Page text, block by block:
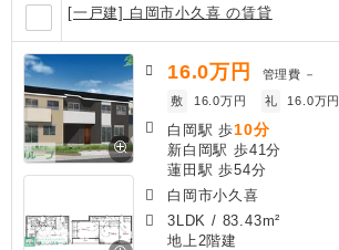
[一戸建] 白岡市小久喜 の賃貸
16.0万円 管理費 －
敷
16.0万円 礼 16.0万円
白岡駅 歩10分
新白岡駅 歩41分
蓮田駅 歩54分
白岡市小久喜
3LDK / 83.43m²
地上2階建